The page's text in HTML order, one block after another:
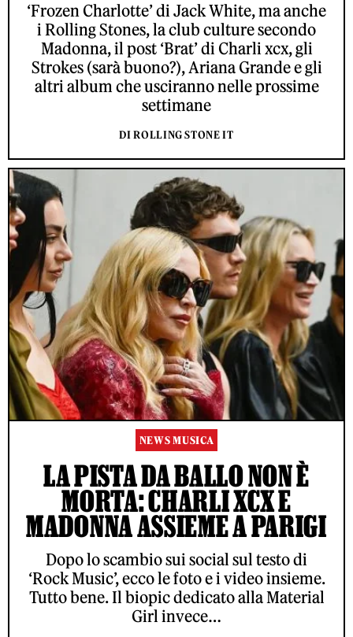
‘Frozen Charlotte’ di Jack White, ma anche
i Rolling Stones, la club culture secondo
Madonna, il post ‘Brat’ di Charli xcx, gli
Strokes (sarà buono?), Ariana Grande e gli
altri album che usciranno nelle prossime
settimane
DI ROLLING STONE IT
NEWS MUSICA
LA PISTA DA BALLO NON È
MORTA: CHARLI XCX E
MADONNA ASSIEME A PARIGI
Dopo lo scambio sui social sul testo di
‘Rock Music’, ecco le foto e i video insieme.
Tutto bene. Il biopic dedicato alla Material
Girl invece…